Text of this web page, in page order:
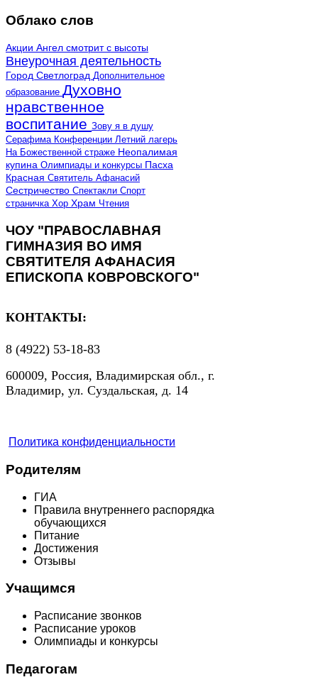
Облако слов
Акции Ангел смотрит с высоты
Внеурочная деятельность
Город Светлоград Дополнительное
образование Духовно
нравственное
воспитание Зову я в душу
Серафима Конференции Летний лагерь
На Божественной страже Неопалимая
купина Олимпиады и конкурсы Пасха
Красная Святитель Афанасий
Сестричество Спектакли Спорт
страничка Хор Храм Чтения
ЧОУ "ПРАВОСЛАВНАЯ
ГИМНАЗИЯ ВО ИМЯ
СВЯТИТЕЛЯ АФАНАСИЯ
ЕПИСКОПА КОВРОВСКОГО"
КОНТАКТЫ:
8 (4922) 53-18-83
600009, Россия, Владимирская обл., г.
Владимир, ул. Суздальская, д. 14
Политика конфиденциальности
Родителям
ГИА
Правила внутреннего распорядка
обучающихся
Питание
Достижения
Отзывы
Учащимся
Расписание звонков
Расписание уроков
Олимпиады и конкурсы
Педагогам